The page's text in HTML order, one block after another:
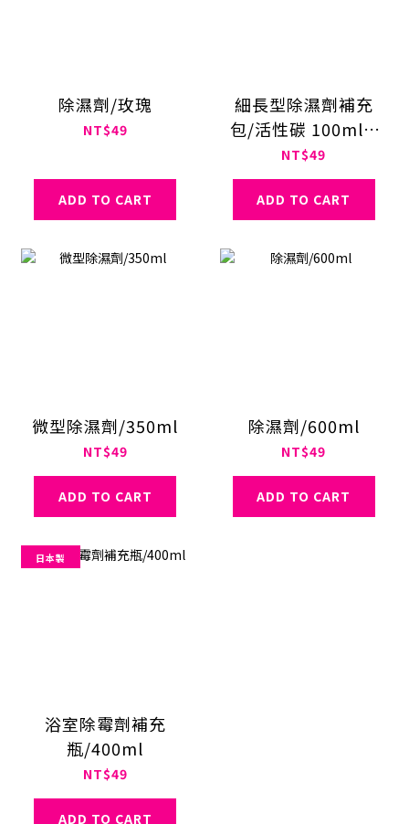
除濕劑/玫瑰
NT$49
ADD TO CART
細長型除濕劑補充
包/活性碳 100ml 2
入
NT$49
ADD TO CART
微型除濕劑/350ml
NT$49
ADD TO CART
除濕劑/600ml
NT$49
ADD TO CART
日本製
浴室除霉劑補充
瓶/400ml
NT$49
ADD TO CART